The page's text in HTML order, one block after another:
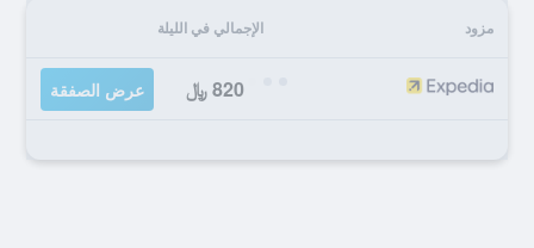
مزود الإجمالي في الليلة
820 ﷼ عرض الصفقة